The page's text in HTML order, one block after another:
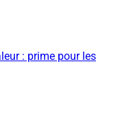
: prime pour les